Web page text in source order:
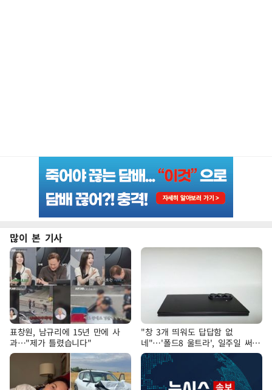
많이 본 기사
표창원, 남규리에 15년 만에 사
과…"제가 틀렸습니다"
"창 3개 띄워도 답답함 없
네"…'폴드8 울트라', 일주일 써보
니